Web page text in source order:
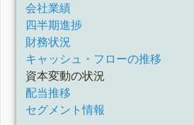
有価証券報告書-第161期(令和2年4月1
四半期報告書-第161期第3四半期(令和
月31日)
四半期報告書-第161期第2四半期(令和
30日)
四半期報告書-第161期第1四半期(令和
30日)
有価証券報告書-第160期(平成31年4月
四半期報告書-第160期第3四半期(令和
会社業績
四半期進捗
財務状況
キャッシュ・フローの推移
資本変動の状況
配当推移
セグメント情報